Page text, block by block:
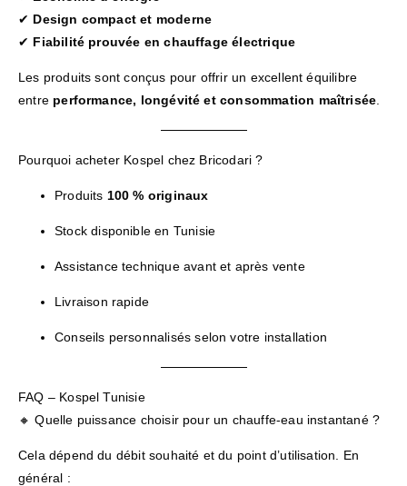
✔ Design compact et moderne
✔ Fiabilité prouvée en chauffage électrique
Les produits sont conçus pour offrir un excellent équilibre
entre performance, longévité et consommation maîtrisée
Pourquoi acheter Kospel chez Bricodari ?
Produits 100 % originaux
Stock disponible en Tunisie
Assistance technique avant et après vente
Livraison rapide
Conseils personnalisés selon votre installation
FAQ – Kospel Tunisie
🔸 Quelle puissance choisir pour un chauffe-eau instantané ?
Cela dépend du débit souhaité et du point d’utilisation. En
général :